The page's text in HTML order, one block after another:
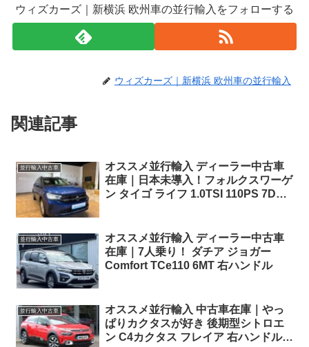
ウィズカーズ｜新横浜 欧州車の並行輸入をフォローする
ウィズカーズ｜新横浜 欧州車の並行輸入
関連記事
並行輸入中古車
オススメ並行輸入 ディーラー中古車
在庫｜日本未導入！フォルクスワーゲ
ン タイゴ ライフ 1.0TSI 110PS 7DSG
並行輸入中古車
オススメ並行輸入 ディーラー中古車
在庫｜7人乗り！ ダチア ジョガー
Comfort TCe110 6MT 右ハンドル
並行輸入中古車
オススメ並行輸入 中古車在庫｜やっ
ぱりカクタスが好き 後期型シトロエ
ン C4カクタス フレイア 右ハンドル